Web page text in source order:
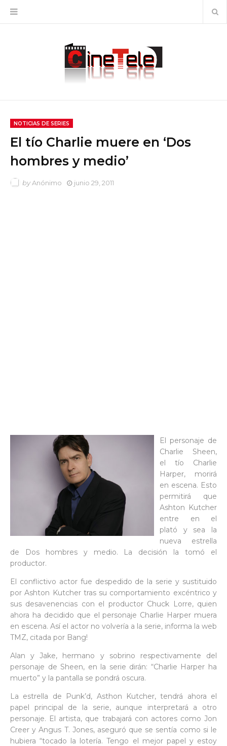
NOTICIAS DE SERIES
El tío Charlie muere en ‘Dos
hombres y medio’
byAnónimo junio 29, 2011
El personaje de
Charlie Sheen,
el tío Charlie
Harper, morirá
en escena. Esto
permitirá que
Ashton Kutcher
entre en el
plató y sea la
nueva estrella
de Dos hombres y medio. La decisión la tomó el
productor.
El conflictivo actor fue despedido de la serie y sustituido
por Ashton Kutcher tras su comportamiento excéntrico y
sus desavenencias con el productor Chuck Lorre, quien
ahora ha decidido que el personaje Charlie Harper muera
en escena. Así el actor no volvería a la serie, informa la web
TMZ, citada por Bang!
Alan y Jake, hermano y sobrino respectivamente del
personaje de Sheen, en la serie dirán: “Charlie Harper ha
muerto” y la pantalla se pondrá oscura.
La estrella de Punk’d, Asthon Kutcher, tendrá ahora el
papel principal de la serie, aunque interpretará a otro
personaje. El artista, que trabajará con actores como Jon
Creer y Angus T. Jones, aseguró que se sentía como si le
hubiera “tocado la lotería. Tengo el mejor papel y estoy